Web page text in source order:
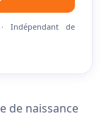
Indépendant de
de naissance